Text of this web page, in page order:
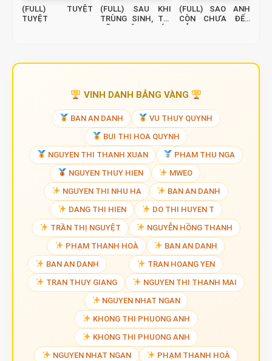
(FULL) TUYỆT
TUYỆT
(FULL) SAU KHI
TRÙNG SINH, TÔI
(FULL) SAO ANH
CÒN CHƯA ĐẾN
VINH DANH BẢNG VÀNG
BAN AN DANH
VU THUY QUYNH
BUI THI HOA QUYNH
NGUYEN THI THANH XUAN
PHAM THU NGA
NGUYEN THUY HIEN
MWEO
NGUYEN THI NHU HA
BAN AN DANH
DANG THI HIEN
DO THI HUYEN T
TRẦN THỊ NGUYỆT
NGUYỄN HỒNG THANH
PHẠM THANH HOÀ
BAN AN DANH
BAN AN DANH
TRAN HOANG YEN
TRAN THUY GIANG
NGUYEN THI THANH MAI
NGUYEN NHAT NGAN
KHONG THI PHUONG ANH
KHONG THI PHUONG ANH
NGUYEN NHAT NGAN
PHẠM THANH HOÀ